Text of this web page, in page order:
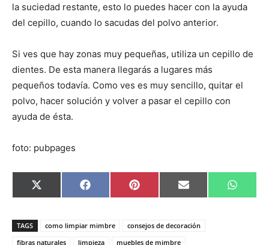
la suciedad restante, esto lo puedes hacer con la ayuda
del cepillo, cuando lo sacudas del polvo anterior.
Si ves que hay zonas muy pequeñas, utiliza un cepillo de
dientes. De esta manera llegarás a lugares más
pequeños todavía. Como ves es muy sencillo, quitar el
polvo, hacer solución y volver a pasar el cepillo con
ayuda de ésta.
foto: pubpages
C
o
a
t
X
(
C
o
a
t
F
a
b
C
o
a
t
P
i
e
C
o
a
E
m
l
C
o
W
h
TAGS como limpiar mimbre
consejos de decoración
fibras naturales
limpieza muebles de mimbre